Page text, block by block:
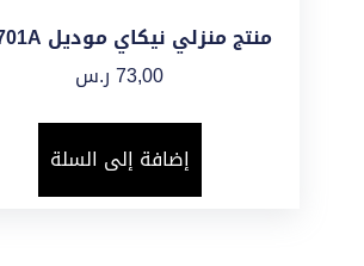
منتج منزلي نيكاي موديل NR701A
73,00 ر.س
إضافة إلى السلة